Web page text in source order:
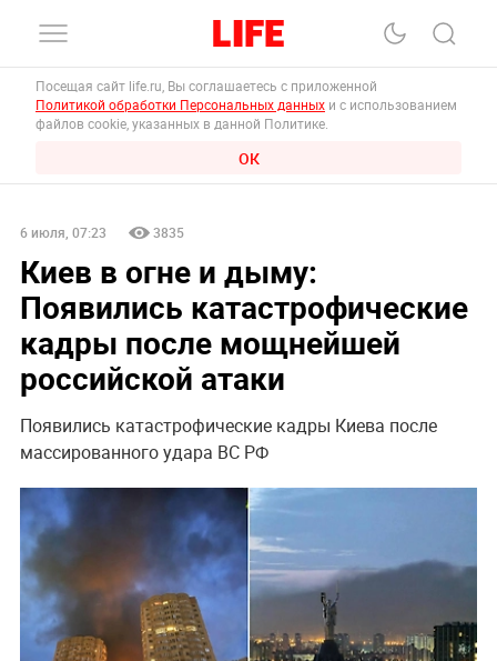
Посещая сайт life.ru, Вы соглашаетесь с приложенной
Политикой обработки Персональных данных и с использованием
файлов cookie, указанных в данной Политике.
ОК
6 июля, 07:23 3835
Киев в огне и дыму:
Появились катастрофические
кадры после мощнейшей
российской атаки
Появились катастрофические кадры Киева после
массированного удара ВС РФ